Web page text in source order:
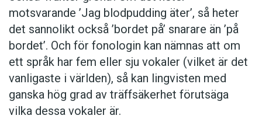
motsvarande ’Jag blodpudding äter’, så heter
det sannolikt också ’bordet på’ snarare än ’på
bordet’. Och för fonologin kan nämnas att om
ett språk har fem eller sju vokaler (vilket är det
vanligaste i världen), så kan lingvisten med
ganska hög grad av träffsäkerhet förutsäga
vilka dessa vokaler är.